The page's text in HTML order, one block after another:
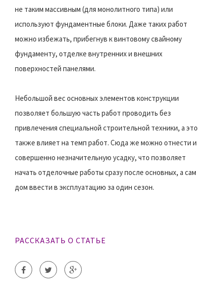
не таким массивным (для монолитного типа) или
используют фундаментные блоки. Даже таких работ
можно избежать, прибегнув к винтовому свайному
фундаменту, отделке внутренних и внешних
поверхностей панелями.
Небольшой вес основных элементов конструкции
позволяет большую часть работ проводить без
привлечения специальной строительной техники, а это
также влияет на темп работ. Сюда же можно отнести и
совершенно незначительную усадку, что позволяет
начать отделочные работы сразу после основных, а сам
дом ввести в эксплуатацию за один сезон.
РАССКАЗАТЬ О СТАТЬЕ